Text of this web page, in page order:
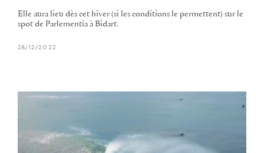
Elle aura lieu dès cet hiver (si les conditions le permettent) sur le
spot de Parlementia à Bidart.
28/12/2022